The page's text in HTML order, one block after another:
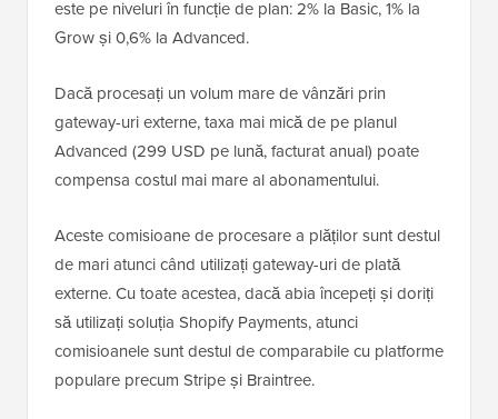
este pe niveluri în funcție de plan: 2% la Basic, 1% la
Grow și 0,6% la Advanced.
Dacă procesați un volum mare de vânzări prin
gateway-uri externe, taxa mai mică de pe planul
Advanced (299 USD pe lună, facturat anual) poate
compensa costul mai mare al abonamentului.
Aceste comisioane de procesare a plăților sunt destul
de mari atunci când utilizați gateway-uri de plată
externe. Cu toate acestea, dacă abia începeți și doriți
să utilizați soluția Shopify Payments, atunci
comisioanele sunt destul de comparabile cu platforme
populare precum Stripe și Braintree.